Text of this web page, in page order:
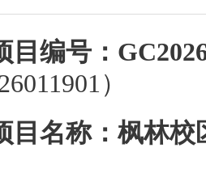
目编号：
）
目名称：枫林